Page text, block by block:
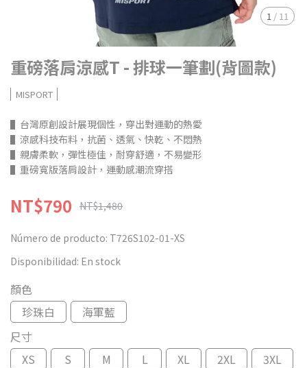
1 / 11
重磅落肩涼感T - 排球一筆劃(背圖款)
MISPORT
▌台灣原創設計展現個性，穿出對運動的熱愛
▌涼感科技布料，抗菌、透氣、快乾、不悶熱
▌親膚柔軟，彈性極佳，耐穿舒適，不易變形
▌重磅寬版落肩設計，運動感潮流穿搭
NT$790 NT$1,480
Número de producto: T726S102-01-XS
Disponibilidad: En stock
顏色
珍珠白
海軍藍
尺寸
XS
S M L XL 2XL 3XL